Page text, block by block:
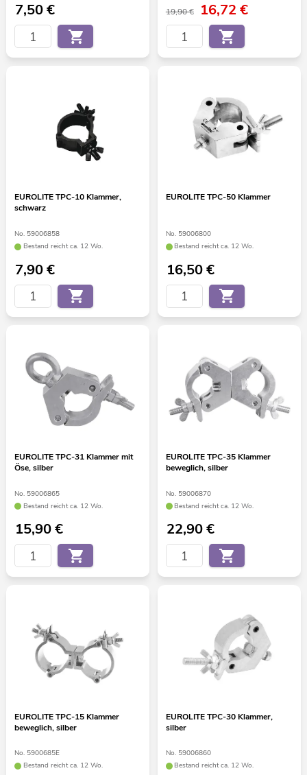
7,50€ 19,90 € 16,72 €
EUROLITE TPC-10 Klammer,
schwarz
No. 59006858
Bestand reicht ca. 12 Wo.
7,90€
EUROLITE TPC-50 Klammer
No. 59006800
Bestand reicht ca. 12 Wo.
16,50€
EUROLITE TPC-31 Klammer mit
Öse, silber
No. 59006865
Bestand reicht ca. 12 Wo.
15,90€
EUROLITE TPC-35 Klammer
beweglich, silber
No. 59006870
Bestand reicht ca. 12 Wo.
22,90€
EUROLITE TPC-15 Klammer
beweglich, silber
No. 5900685E
Bestand reicht ca. 12 Wo.
EUROLITE TPC-30 Klammer,
silber
No. 59006860
Bestand reicht ca. 12 Wo.